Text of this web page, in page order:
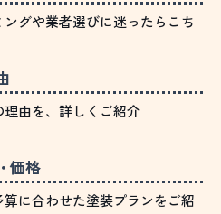
グや業者選びに迷ったらこち
由を、詳しくご紹介
価格
に合わせた塗装プランをご紹